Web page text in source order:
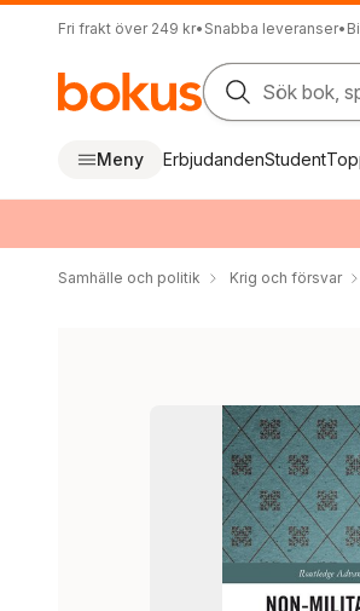
Fri frakt över 249 kr• Snabba leveranser•
Sök bok,
Meny ErbjudandenStudent
Samhälle och politik Krig och försvar